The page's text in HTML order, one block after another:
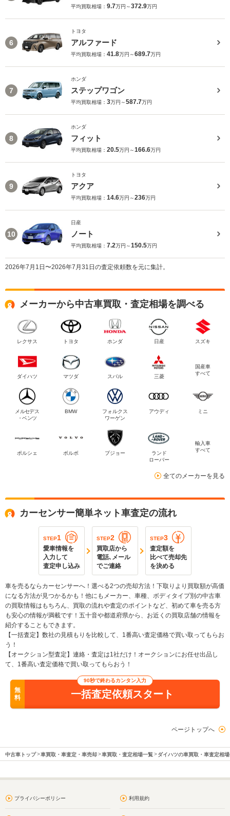
平均買取相場： 9.7万円～372.9万円
6
トヨタ
アルファード
平均買取相場： 41.8万円～689.7万円
7
ホンダ
ステップワゴン
平均買取相場： 3万円～587.7万円
8
ホンダ
フィット
平均買取相場： 20.5万円～166.6万円
9
トヨタ
アクア
平均買取相場： 14.6万円～236万円
10
日産
ノート
平均買取相場： 7.2万円～150.5万円
2026年7月1日〜2026年7月31日の査定依頼数を元に集計。
メーカーから中古車買取・査定相場を調べる
レクサス トヨタ ホンダ 日産 スズキ
ダイハツ マツダ スバル 三菱
国産車
すべて
メルセデス
・ベンツ
BMW
フォルクス
ワーゲン
アウディ ミニ
ポルシェ ボルボ プジョー
ランド
ローバー
輸入車
すべて
全てのメーカーを見る
カーセンサー簡単ネット車査定の流れ
STEP1
愛車情報を
入力して
査定申し込み
STEP2
買取店から
電話､メール
でご連絡
STEP3
査定額を
比べて売却先
を決める
車を売るならカーセンサーへ！選べる2つの売却方法！下取りより買取額が高価
になる方法が見つかるかも！他にもメーカー、車種、ボディタイプ別の中古車
の買取情報はもちろん、買取の流れや査定のポイントなど、初めて車を売る方
も安心の情報が満載です！五十音や都道府県から、お近くの買取店舗の情報を
紹介することもできます。
【一括査定】数社の見積もりを比較して、1番高い査定価格で買い取ってもらお
う！
【オークション型査定】連絡・査定は1社だけ！オークションにお任せ出品し
て、1番高い査定価格で買い取ってもらおう！
無
料
90秒で終わるカンタン入力
一括査定依頼スタート
ページトップへ
中古車トップ 車買取・車査定・車売却 車買取・査定相場一覧 ダイハツの車買取・車査定相
プライバシーポリシー 利用規約